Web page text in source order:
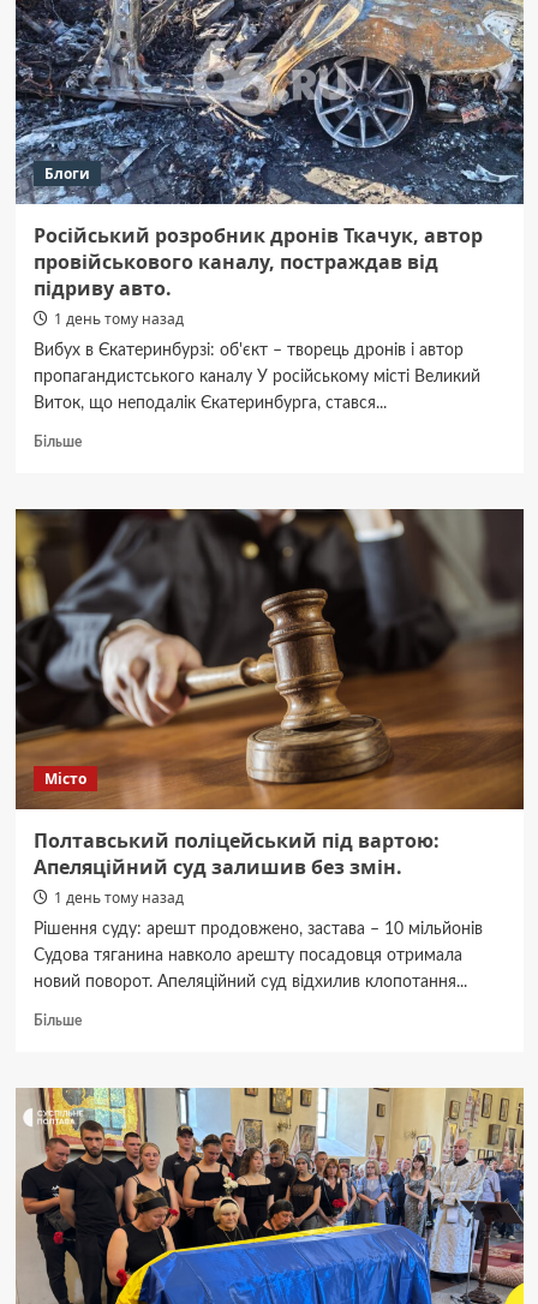
проводит
уборку
и
озонирование
квартиры
Блоги
Російський розробник дронів Ткачук, автор
провійськового каналу, постраждав від
підриву авто.
1 день тому назад
Вибух в Єкатеринбурзі: об'єкт – творець дронів і автор
пропагандистського каналу У російському місті Великий
Виток, що неподалік Єкатеринбурга, стався...
БільшеДокладніше
розробник
дронів
Ткачук,
автор
провійськового
каналу,
постраждав
від
підриву
авто.
Місто
Полтавський поліцейський під вартою:
Апеляційний суд залишив без змін.
1 день тому назад
Рішення суду: арешт продовжено, застава – 10 мільйонів
Судова тяганина навколо арешту посадовця отримала
новий поворот. Апеляційний суд відхилив клопотання...
БільшеДокладніше
поліцейський
під
вартою:
Апеляційний
залишив
змін.